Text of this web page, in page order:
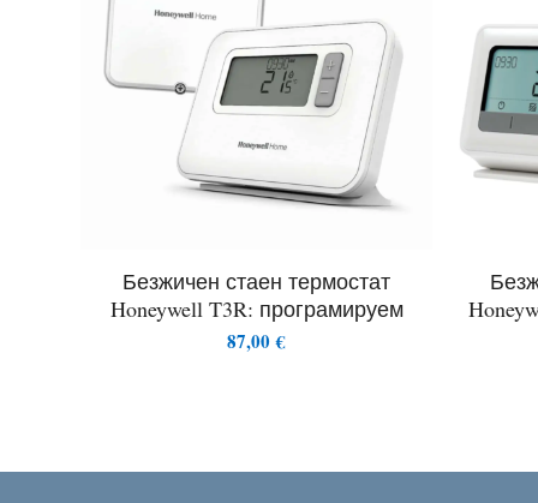
Безжичен стаен термостат
Honeywell T3R: програмируем
87,00€